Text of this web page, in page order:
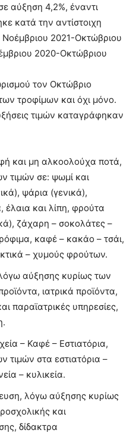
αύξηση 4,2%, έναντι
κατά την αντίστοιχη
2021-Οκτώβριου
2020-Οκτώβριου
τον Οκτώβριο
τροφίμων και όχι μόνο.
τιμών καταγράφηκαν
και μη αλκοολούχα ποτά,
τιμών σε: ψωμί και
ψάρια (γενικά),
και λίπη, φρούτα
ζάχαρη – σοκολάτες –
καφέ – κακάο – τσάι,
– χυμούς φρούτων.
αύξησης κυρίως των
ιατρικά προϊόντα,
παραϊατρικές υπηρεσίες,
– Καφέ – Εστιατόρια,
τιμών στα εστιατόρια –
– κυλικεία.
λόγω αύξησης κυρίως
και
δίδακτρα